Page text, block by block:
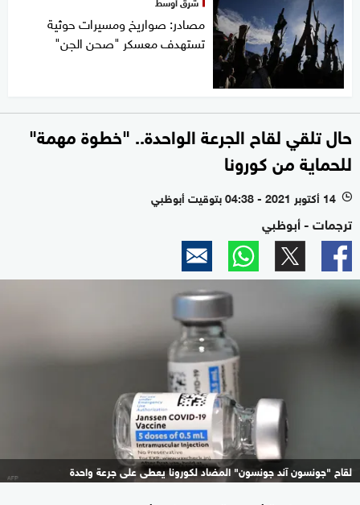
مصادر: صواريخ ومسيرات حوثية
تستهدف معسكر "صحن الجن"
حال تلقي لقاح الجرعة الواحدة.. "خطوة مهمة"
للحماية من كورونا
l 14 أكتوبر 2021 - 04:38 بتوقيت أبوظبي
ترجمات - أبوظبي
لقاح "جونسون آند جونسون" المضاد لكورونا يعطى على جرعة واحدة